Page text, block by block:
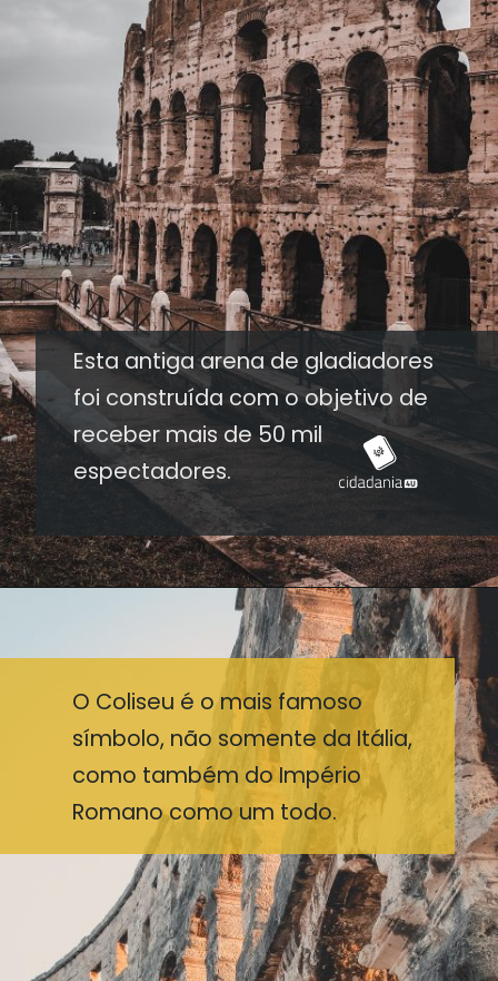
Esta antiga arena de gladiadores
foi construída com o objetivo de
receber mais de 50 mil
espectadores.
O Coliseu é o mais famoso
símbolo, não somente da Itália,
como também do Império
Romano como um todo.